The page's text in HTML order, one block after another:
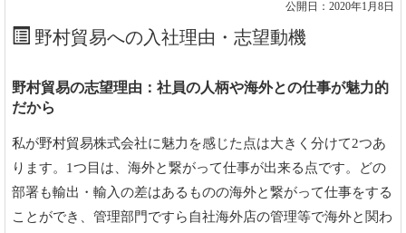
公開日：2020年1月8日
野村貿易への入社理由・志望動機
野村貿易の志望理由：社員の人柄や海外との仕事が魅力的
だから
私が野村貿易株式会社に魅力を感じた点は大きく分けて2つあ
ります。1つ目は、海外と繋がって仕事が出来る点です。どの
部署も輸出・輸入の差はあるものの海外と繋がって仕事をする
ことができ、管理部門ですら自社海外店の管理等で海外と関わ